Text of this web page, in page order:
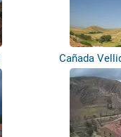
Cañada